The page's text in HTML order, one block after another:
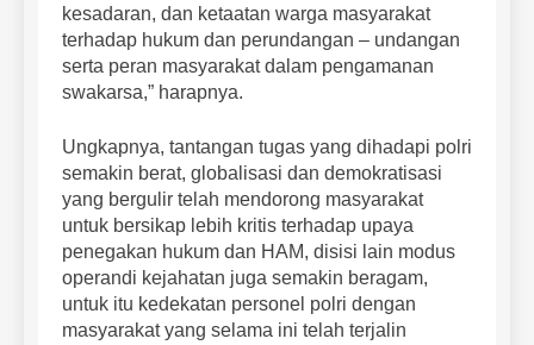
kesadaran, dan ketaatan warga masyarakat
terhadap hukum dan perundangan – undangan
serta peran masyarakat dalam pengamanan
swakarsa,” harapnya.
Ungkapnya, tantangan tugas yang dihadapi polri
semakin berat, globalisasi dan demokratisasi
yang bergulir telah mendorong masyarakat
untuk bersikap lebih kritis terhadap upaya
penegakan hukum dan HAM, disisi lain modus
operandi kejahatan juga semakin beragam,
untuk itu kedekatan personel polri dengan
masyarakat yang selama ini telah terjalin